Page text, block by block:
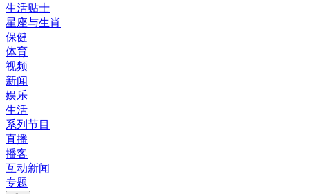
生活贴士
星座与生肖
保健
体育
视频
新闻
娱乐
生活
系列节目
直播
播客
互动新闻
专题